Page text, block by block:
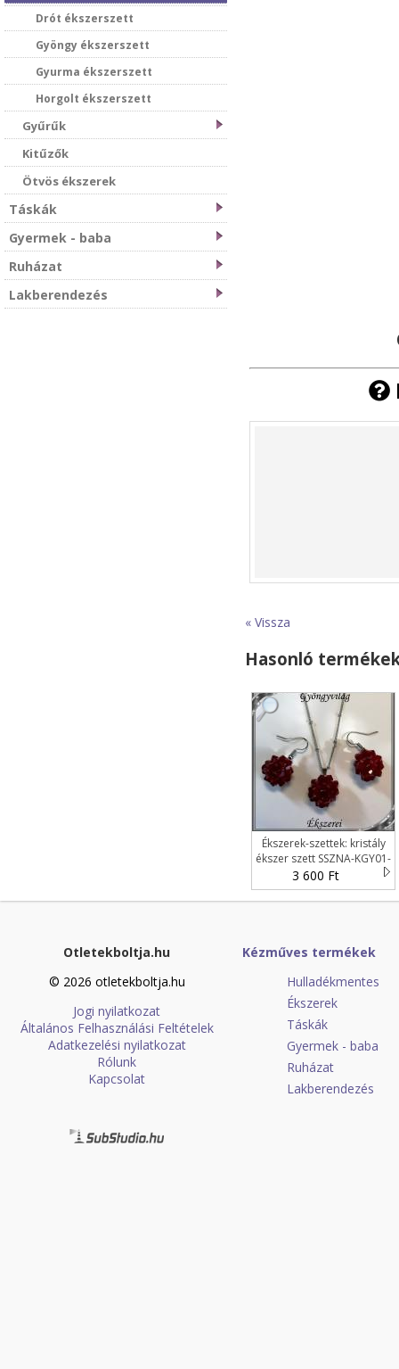
Drót ékszerszett
Gyöngy ékszerszett
Gyurma ékszerszett
Horgolt ékszerszett
Gyűrűk
Kitűzők
Ötvös ékszerek
Táskák
Gyermek - baba
Ruházat
Lakberendezés
« Vissza
Hasonló
Ékszerek-szettek: kristály
ékszer szett SSZNA-KGY01-
04 siam
3 600 Ft
Otletekboltja.hu
© 2026 otletekboltja.hu
Jogi nyilatkozat
Általános Felhasználási Feltételek
Adatkezelési nyilatkozat
Rólunk
Kapcsolat
Kézműves termékek
Hulladékmentes
Ékszerek
Táskák
Gyermek - baba
Ruházat
Lakberendezés